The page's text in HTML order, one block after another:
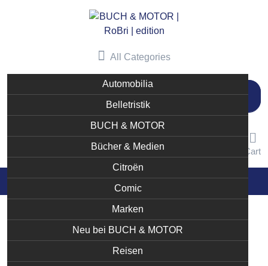
All Categories
Automobilia
Belletristik
BUCH & MOTOR
Bücher & Medien
Citroën
Comic
Marken
Neu bei BUCH & MOTOR
Reisen
Suchen
nach:
Like Cart